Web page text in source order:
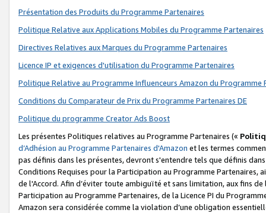
Présentation des Produits du Programme Partenaires
Politique Relative aux Applications Mobiles du Programme Partenaires
Directives Relatives aux Marques du Programme Partenaires
Licence IP et exigences d'utilisation du Programme Partenaires
Politique Relative au Programme Influenceurs Amazon du Programme
Conditions du Comparateur de Prix du Programme Partenaires DE
Politique du programme Creator Ads Boost
Les présentes Politiques relatives au Programme Partenaires («
d’Adhésion au Programme Partenaires d'Amazon et les termes
pas définis dans les présentes, devront s'entendre tels que définis
Conditions Requises pour la Participation au Programme Partenaires,
de l'Accord. Afin d’éviter toute ambiguïté et sans limitation, aux fins
Participation au Programme Partenaires, de la Licence PI du
Amazon sera considérée comme la violation d’une obligation